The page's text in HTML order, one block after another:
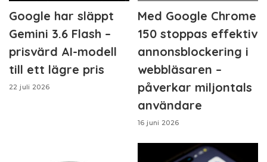
Google har släppt
Gemini 3.6 Flash –
prisvärd AI-modell
till ett lägre pris
22 juli 2026
Med Google Chrome
150 stoppas effektiv
annonsblockering i
webbläsaren –
påverkar miljontals
användare
16 juni 2026